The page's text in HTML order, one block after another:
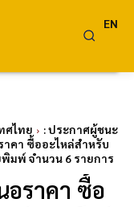
EN
ศไทย
: ประกาศผู้ชนะ
คา ซื้ออะไหล่สำหรับ
มพ์ จำนวน 6 รายการ
อราคา ซื้อ